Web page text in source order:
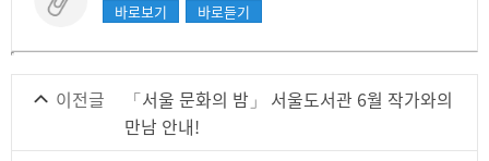
바로보기 바로듣기
이전글
「서울 문화의 밤」 서울도서관 6월 작가와의
만남 안내!